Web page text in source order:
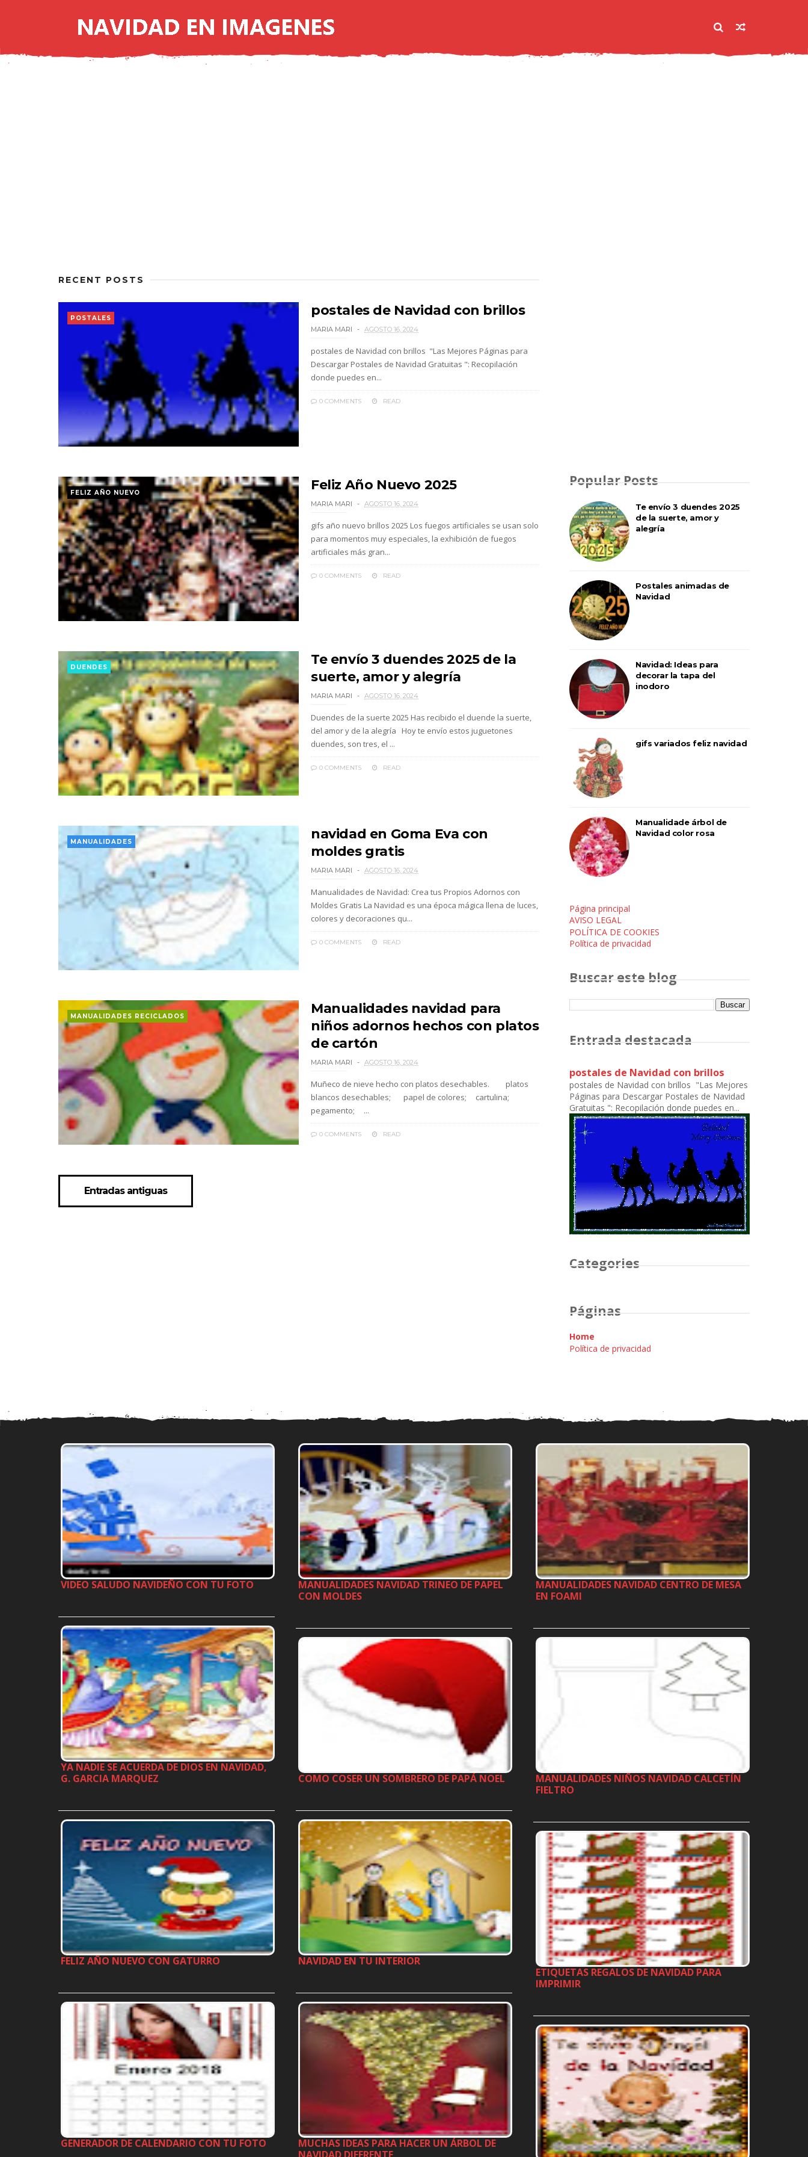
RECENT POSTS
POSTALES postales de Navidad con brillos
MARIA MARI AGOSTO 16, 2024
postales de Navidad con brillos "Las Mejores Páginas para
Descargar Postales de Navidad Gratuitas ": Recopilación
donde puedes en...
0 COMMENTS READ
FELIZ AÑO NUEVO Feliz Año Nuevo 2025
MARIA MARI AGOSTO 16, 2024
gifs año nuevo brillos 2025 Los fuegos artificiales se usan solo
para momentos muy especiales, la exhibición de fuegos
artificiales más gran...
0 COMMENTS READ
DUENDES
Te envío 3 duendes 2025 de la
suerte, amor y alegría
MARIA MARI AGOSTO 16, 2024
Duendes de la suerte 2025 Has recibido el duende la suerte,
del amor y de la alegría Hoy te envío estos juguetones
duendes, son tres, el ...
0 COMMENTS READ
MANUALIDADES
navidad en Goma Eva con
moldes gratis
MARIA MARI AGOSTO 16, 2024
Manualidades de Navidad: Crea tus Propios Adornos con
Moldes Gratis La Navidad es una época mágica llena de luces,
colores y decoraciones qu...
0 COMMENTS READ
MANUALIDADES RECICLADOS
Manualidades navidad para
niños adornos hechos con platos
de cartón
MARIA MARI AGOSTO 16, 2024
Muñeco de nieve hecho con platos desechables. platos
blancos desechables; papel de colores; cartulina;
pegamento; ...
0 COMMENTS READ
Entradas antiguas
Popular Posts
Te envío 3 duendes 2025
de la suerte, amor y
alegría
Postales animadas de
Navidad
Navidad: Ideas para
decorar la tapa del
inodoro
gifs variados feliz navidad
Manualidade árbol de
Navidad color rosa
Página principal
AVISO LEGAL
POLÍTICA DE COOKIES
Política de privacidad
Buscar este blog
Entrada destacada
postales de Navidad con brillos
postales de Navidad con brillos "Las Mejores
Páginas para Descargar Postales de Navidad
Gratuitas ": Recopilación donde puedes en...
Categories
Páginas
Home
Política de privacidad
VIDEO SALUDO NAVIDEÑO CON TU FOTO
YA NADIE SE ACUERDA DE DIOS EN NAVIDAD,
G. GARCIA MARQUEZ
FELIZ AÑO NUEVO CON GATURRO
GENERADOR DE CALENDARIO CON TU FOTO
MANUALIDADES NAVIDAD TRINEO DE PAPEL
CON MOLDES
COMO COSER UN SOMBRERO DE PAPÁ NOEL
NAVIDAD EN TU INTERIOR
MUCHAS IDEAS PARA HACER UN ÁRBOL DE
MANUALIDADES NAVIDAD CENTRO DE MESA
EN FOAMI
MANUALIDADES NIÑOS NAVIDAD CALCETÍN
FIELTRO
ETIQUETAS REGALOS DE NAVIDAD PARA
IMPRIMIR